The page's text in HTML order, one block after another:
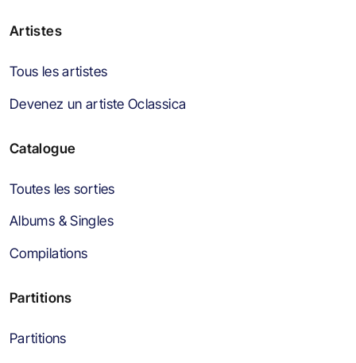
Artistes
Tous les artistes
Devenez un artiste Oclassica
Catalogue
Toutes les sorties
Albums & Singles
Compilations
Partitions
Partitions